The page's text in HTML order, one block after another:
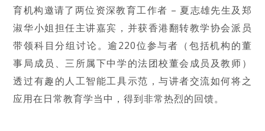
育机构邀请了两位资深教育工作者 – 夏志雄先生及郑
淑华小姐担任主讲嘉宾，并获香港翻转教学协会派员
带领科目分组讨论。逾220位参与者（包括机构的董
事局成员、三所属下中学的法团校董会成员及教师）
透过有趣的人工智能工具示范，与讲者交流如何将之
应用在日常教育学当中，得到非常热烈的回馈。